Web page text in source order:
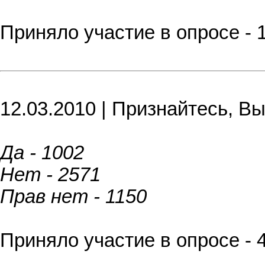
Приняло участие в опросе -
12.03.2010 | Признайтесь,
Да - 1002
Нет - 2571
Прав нет - 1150
Приняло участие в опросе -